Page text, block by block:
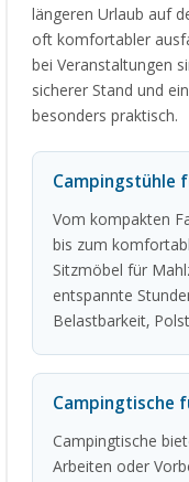
längeren Urlaub auf
oft komfortabler
bei Veranstaltungen
sicherer Stand und
besonders praktisch.
Campingstühle
Vom kompakten
bis zum
Sitzmöbel für
entspannte
Belastbarkeit,
Campingtische
Campingtische
Arbeiten oder